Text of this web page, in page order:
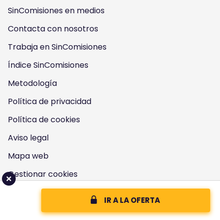
IR A LA OFERTA
o
w
u
s
o
n
n
s
o
w
u
s
o
n
o
u
o
w
u
s
o
n
a
c
e
b
o
w
u
s
n
i
t
t
SinComisiones en medios
Contacta con nosotros
Trabaja en SinComisiones
Índice SinComisiones
Metodología
Política de privacidad
Política de cookies
Aviso legal
Mapa web
Gestionar cookies